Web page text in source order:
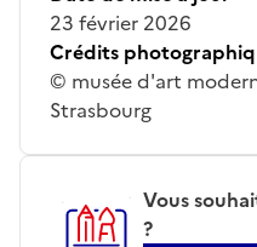
23 février 2026
Crédits
© musée d'art
Strasbourg
Vous
?